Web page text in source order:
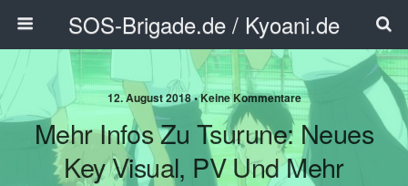
SOS-Brigade.de / Kyoani.de
12. August 2018 • Keine Kommentare
Mehr Infos Zu Tsurune: Neues
Key Visual, PV Und Mehr